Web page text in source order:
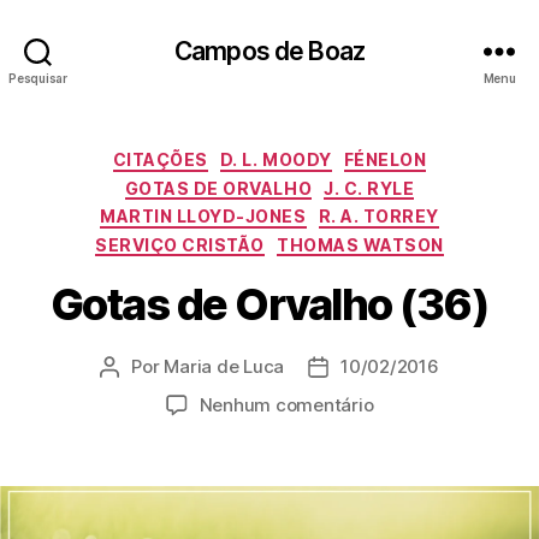
Pesquisar
Campos de Boaz
Menu
C
a
t
e
g
a
CITAÇÕES D. L. MOODY
FÉNELON
GOTAS DE ORVALHO J. C. RYLE
MARTIN LLOYD-JONES
R. A. TORREY
SERVIÇO CRISTÃO
THOMAS WATSON
Gotas de Orvalho (36)
A
d
Por Maria de Luca
D
e
10/02/2016
Nenhum comentárioe
o